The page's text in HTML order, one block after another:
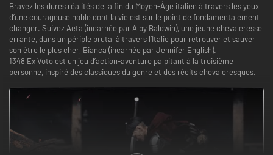
Bravez les dures réalités de la fin du Moyen-Âge italien à travers les yeux
d’une courageuse noble dont la vie est sur le point de fondamentalement
changer. Suivez Aeta (incarnée par Alby Baldwin), une jeune chevaleresse
errante, dans un périple brutal à travers l’Italie pour retrouver et sauver
son être le plus cher, Bianca (incarnée par Jennifer English).
1348 Ex Voto est un jeu d’action-aventure palpitant à la troisième
personne, inspiré des classiques du genre et des récits chevaleresques.